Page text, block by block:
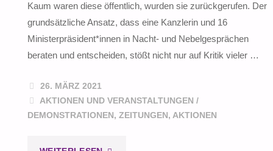
Kaum waren diese öffentlich, wurden sie zurückgerufen. Der
grundsätzliche Ansatz, dass eine Kanzlerin und 16
Ministerpräsident*innen in Nacht- und Nebelgesprächen
beraten und entscheiden, stößt nicht nur auf Kritik vieler …
26. MÄRZ 2021
AKTIONEN UND VERANSTALTUNGEN /
DEMONSTRATIONEN, ZEITUNGEN, AKTIONEN